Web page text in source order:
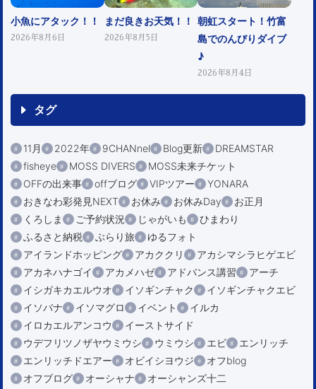
小魚にアタック！！
2026年8月6日
まだ良きお天気！！
2026年8月5日
朝虹スタート！竹富
島でのんびりダイブ
♪
2026年8月4日
タグ
11月 2022年 9CHANnel Blog更新
DREAMSTAR
fisheye
MOSS DIVERS
MOSS未来チケット
OFFの出来事
offブログ VIPツアー
YONARA
おきなわ彩発見NEXT
お休み お休みDay
お正月
くろしま
ご予約状況 じゃがいも
ひまわり
ふるさと納税
ぶらり旅
ゆるフォト
アイランドホッピング
アカククリ
アカシマシラヒゲエビ
アカネハナゴイ
アカメハゼ アドバンス講習
アーチ
イシガキカエルウオ
イソギンチャク
イソギンチャクエビ
イソバナ
イソマグロ イベント
イルカ
イロカエルアンコウ
イーストサイド
ウデフリツノザヤウミウシ
ウミウシ エビ
エンリッチ
エンリッチドエアー
オビイシヨウジ
オフblog
オフブログ
オーシャナ
オーシャンズ十二